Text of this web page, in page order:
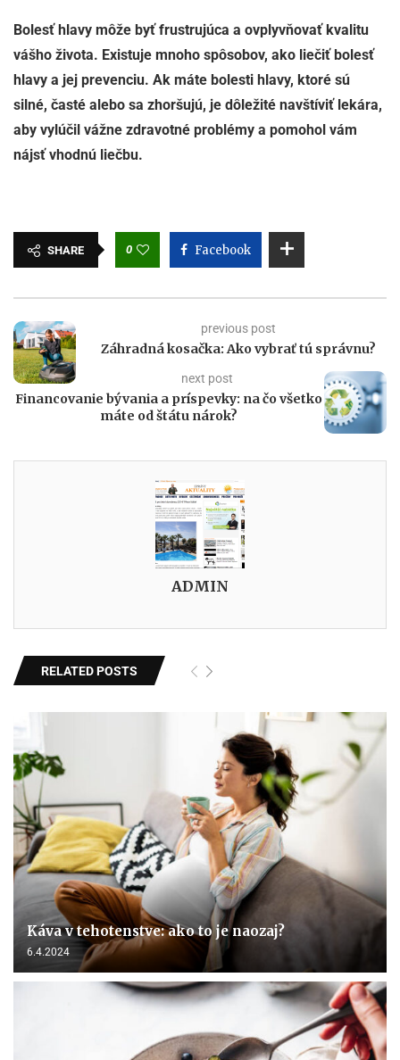
Bolesť hlavy môže byť frustrujúca a ovplyvňovať kvalitu
vášho života. Existuje mnoho spôsobov, ako liečiť bolesť
hlavy a jej prevenciu. Ak máte bolesti hlavy, ktoré sú
silné, časté alebo sa zhoršujú, je dôležité navštíviť lekára,
aby vylúčil vážne zdravotné problémy a pomohol vám
nájsť vhodnú liečbu.
SHARE 0 Facebook
previous post
Záhradná kosačka: Ako vybrať tú správnu?
next post
Financovanie bývania a príspevky: na čo všetko
máte od štátu nárok?
ADMIN
RELATED POSTS
Káva v tehotenstve: ako to je naozaj?
6.4.2024